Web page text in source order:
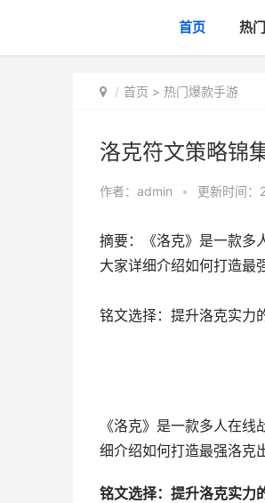
首页 热
首页 > 热门爆款手游
洛克符文策略锦
作者： admin • 更新时间
摘要：《洛克》是一款多
大家详细介绍如何打造最
铭文选择：提升洛克实力
《洛克》是一款多人在
细介绍如何打造最强洛克
铭文选择：提升洛克实力